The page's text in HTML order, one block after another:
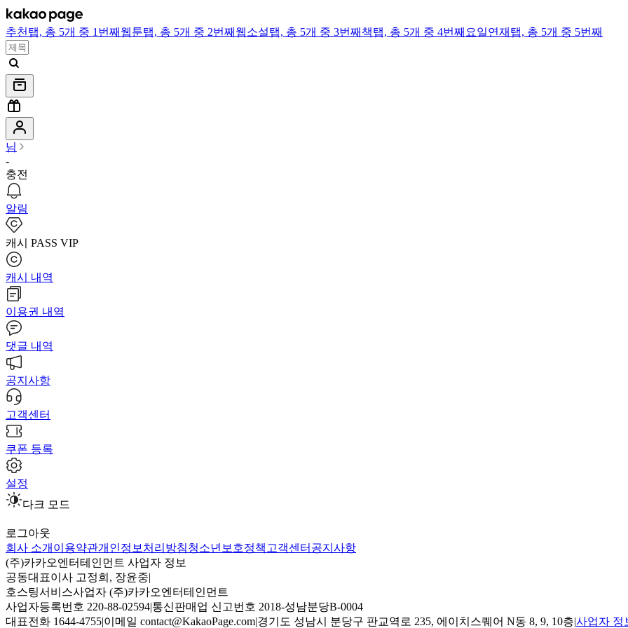
추천 탭, 총 5개 중 1번째 웹툰탭, 총 5개 중 2번째 웹소설탭, 총 5개 중 3번째 책탭, 총 5개 중 4번째 요일연재 탭, 총 5개 중 5번째
님
-
충전
알림
캐시 PASS VIP
캐시 내역
이용권 내역
댓글 내역
공지사항
고객센터
쿠폰 등록
설정
다크 모드
로그아웃
회사 소개 이용약관개인정보처리방침청소년보호정책 고객센터 공지사항
(주)카카오엔터테인먼트 사업자 정보
공동대표이사 고정희, 장윤중|
호스팅서비스사업자 (주)카카오엔터테인먼트
사업자등록번호 220-88-02594|통신판매업 신고번호 2018-성남분당B-0004
대표전화 1644-4755|이메일 contact@KakaoPage.com|경기도 성남시 분당구 판교역로 235, 에이치스퀘어 N동 8, 9, 10층|사업자 정